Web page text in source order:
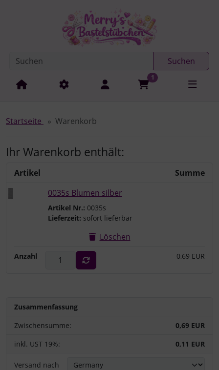
Springe zur Navigation
Suchen
1
Startseite Warenkorb
Ihr Warenkorb enthält:
Artikel
Summe
0035s Blumen silber
Artikel Nr.: 0035s
Lieferzeit: sofort lieferbar
Löschen
Anzahl 0,69 EUR
Zusammenfassung
Zwischensumme:
0,69 EUR
inkl. UST 19%:
0,11 EUR
Versand nach